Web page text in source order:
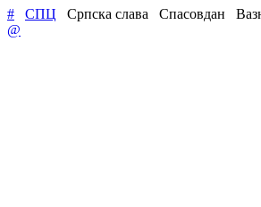
# СПЦ Српска слава Спасовдан
@